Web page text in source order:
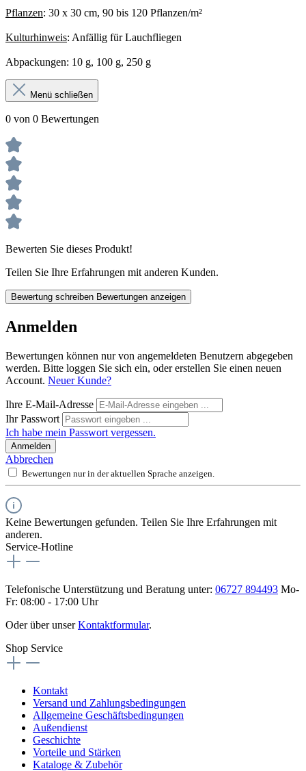
Pflanzen: 30 x 30 cm, 90 bis 120 Pflanzen/m²
Kulturhinweis: Anfällig für Lauchfliegen
Abpackungen: 10 g, 100 g, 250 g
Menü schließen
0 von 0 Bewertungen
Bewerten Sie dieses Produkt!
Teilen Sie Ihre Erfahrungen mit anderen Kunden.
Bewertung schreiben Bewertungen anzeigen
Anmelden
Bewertungen können nur von angemeldeten Benutzern abgegeben
werden. Bitte loggen Sie sich ein, oder erstellen Sie einen neuen
Account. Neuer Kunde?
Ihre E-Mail-Adresse
Ihr Passwort
Ich habe mein Passwort vergessen.
Anmelden
Abbrechen
Bewertungen nur in der aktuellen Sprache anzeigen.
Keine Bewertungen gefunden. Teilen Sie Ihre Erfahrungen mit
anderen.
Service-Hotline
Telefonische Unterstützung und Beratung unter: 06727 894493 Mo-
Fr: 08:00 - 17:00 Uhr
Oder über unserKontaktformular.
Shop Service
Kontakt
Versand und Zahlungsbedingungen
Allgemeine Geschäftsbedingungen
Außendienst
Geschichte
Vorteile und Stärken
Kataloge & Zubehör